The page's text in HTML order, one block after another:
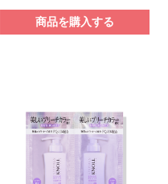
商品を購入する